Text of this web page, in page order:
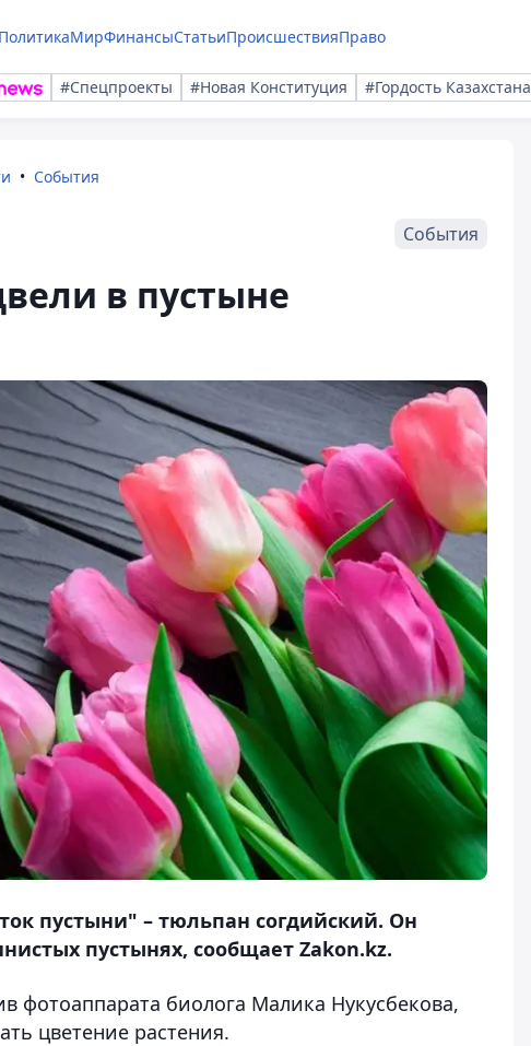
ПолитикаМирФинансыСтатьиПроисшествияПраво
#Спецпроекты #Новая Конституция #Гордость Казахстана
События
События
в пустыне
пустыни" – тюльпан согдийский. Он
пустынях, сообщает Zakon.kz.
биолога Малика Нукусбекова,
цветение растения.